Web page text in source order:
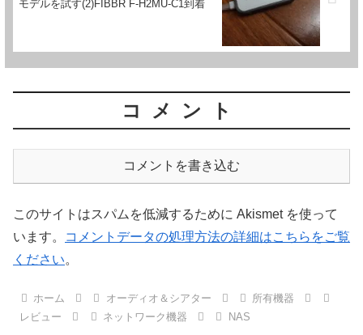
モデルを試す(2)FIBBR F-H2MU-C1到着
コメント
コメントを書き込む
このサイトはスパムを低減するために Akismet を使って
います。
コメントデータの処理方法の詳細はこちらをご覧
ください。
ホーム オーディオ＆シアター
所有機器
レビュー
ネットワーク機器 NAS